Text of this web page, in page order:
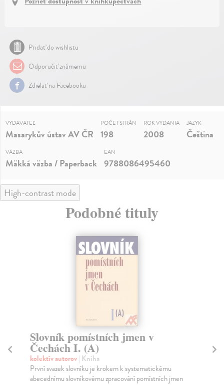
Pridať do wishlistu
Odporučiť známemu
Zdielať na Facebooku
VYDAVATEĽ
Masarykův ústav AV ČR
POČET STRÁN
198
ROK VYDANIA
2008
JAZYK
Čeština
VÄZBA
Mäkká väzba / Paperback
EAN
9788086495460
High-contrast mode
Podobné tituly
Slovník pomístních jmen v
Čechách I. (A)
kolektív autorov| Kniha
První svazek slovníku je krokem k systematickému
abecednímu slovníkovému zpracování pomístních jmen